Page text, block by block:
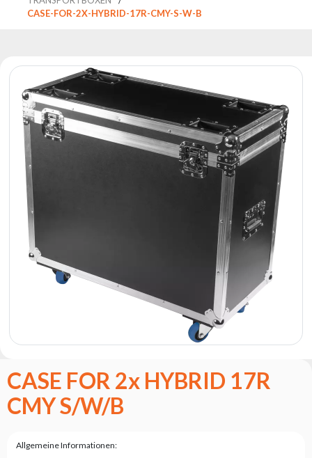
Reflektoren
Retro
Reflektoren
Batteriebetrieben
Outlet
Produktarchiv
Suchen
zu
Nachricht
Portfolio
Satzung
Karriere
Serviceanfrage
des
CASE-FOR-2X-HYBRID-17R-CMY-S-W-B
CASE FOR 2x HYBRID 17R
CMY S/W/B
Allgemeine Informationen: